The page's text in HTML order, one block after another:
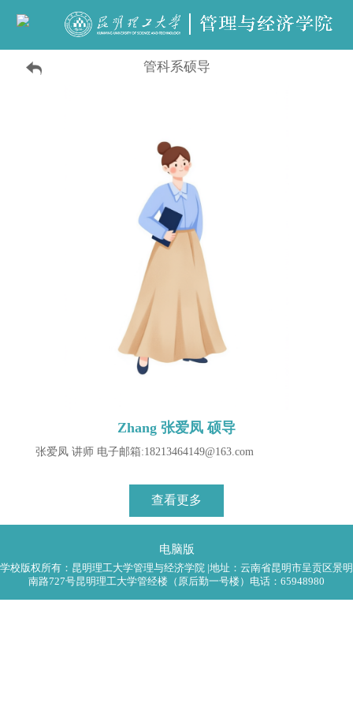
管科系硕导
Zhang 张爱凤 硕导
张爱凤 讲师 电子邮箱:18213464149@163.com
查看更多
电脑版
学校版权所有：昆明理工大学管理与经济学院 |地址：云南省昆明市呈贡区景明
南路727号昆明理工大学管经楼（原后勤一号楼）电话：65948980